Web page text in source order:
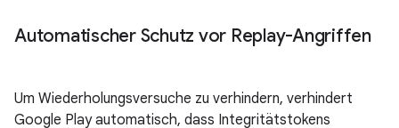
Automatischer Schutz vor Replay-Angriffen
Um Wiederholungsversuche zu verhindern, verhindert
Google Play automatisch, dass Integritätstokens